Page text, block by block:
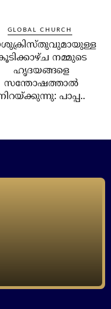
GLOBAL CHURCH
നമ്മുടെ
ഹൃദയങ്ങളെ
സന്തോഷത്താല്‍
പാപ്പ..